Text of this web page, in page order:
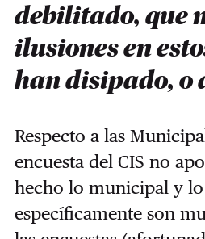
debilitado, que
ilusiones en
han disipado, o
Respecto a las
encuesta del CIS no
hecho lo municipal y
específicamente son